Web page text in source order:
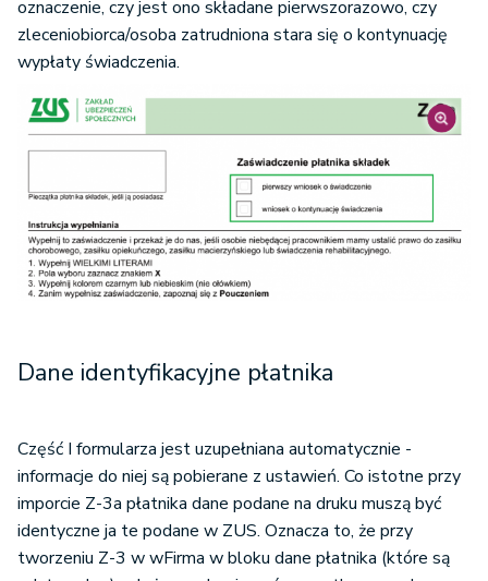
oznaczenie, czy jest ono składane pierwszorazowo, czy
zleceniobiorca/osoba zatrudniona stara się o kontynuację
wypłaty świadczenia.
Dane identyfikacyjne płatnika
Część I formularza jest uzupełniana automatycznie -
informacje do niej są pobierane z ustawień. Co istotne przy
imporcie Z-3a płatnika dane podane na druku muszą być
identyczne ja te podane w ZUS. Oznacza to, że przy
tworzeniu Z-3 w wFirma w bloku dane płatnika (które są